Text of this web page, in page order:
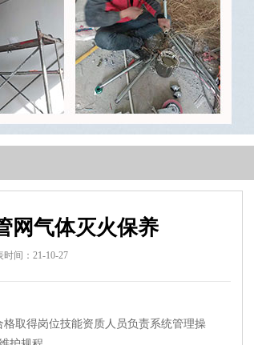
网气体灭火保养
时间：21-10-27
取得岗位技能资质人员负责系统管理操